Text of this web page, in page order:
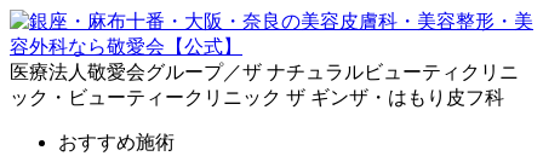
医療法人敬愛会グループ／ザ ナチュラルビューティクリニ
ック・ビューティークリニック ザ ギンザ・はもり皮フ科
おすすめ施術